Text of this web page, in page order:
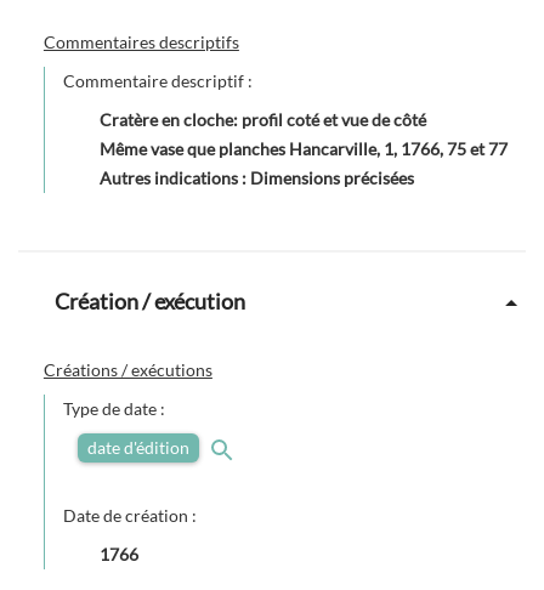
Commentaires descriptifs
Commentaire descriptif :
Cratère en cloche: profil coté et vue de côté
Même vase que planches Hancarville, 1, 1766, 75 et 77
Autres indications : Dimensions précisées
Création / exécution
Créations / exécutions
Type de date :
date d'édition
Date de création :
1766